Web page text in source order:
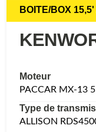
BOITE/BOX
Moteur
PACCAR MX-13
Type de
ALLISON